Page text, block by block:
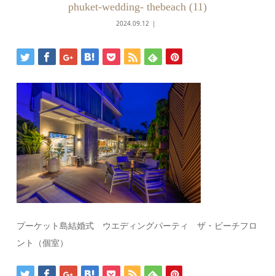
phuket-wedding- thebeach (11)
2024.09.12
プーケット島結婚式 ウエディングパーティ ザ・ビーチフロ
ント（個室）